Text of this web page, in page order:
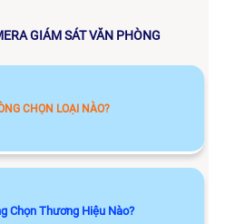
GIÁM SÁT VĂN PHÒNG
CHỌN LOẠI NÀO?
Chọn Thương Hiệu Nào?